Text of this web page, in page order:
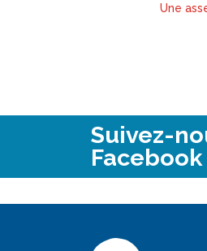
Une
Suivez-
Facebook